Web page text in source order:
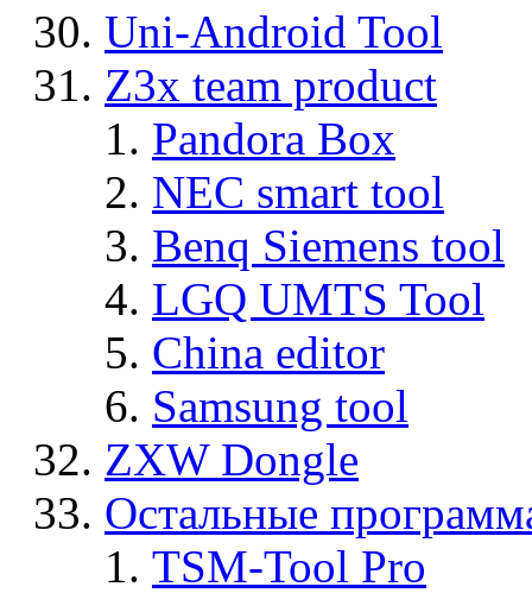
Uni-Android Tool
Z3x team product
Pandora Box
NEC smart tool
Benq Siemens tool
LGQ UMTS Tool
China editor
Samsung tool
ZXW Dongle
Остальные
TSM-Tool Pro